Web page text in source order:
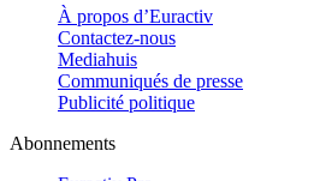
À propos d’Euractiv
Contactez-nous
Mediahuis
Communiqués de presse
Publicité politique
Abonnements